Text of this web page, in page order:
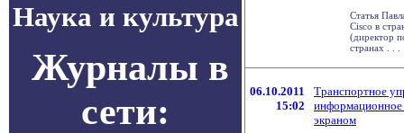
Наука и культура
Журналы в
сети:
Статья
Cisco в
(директор
странах . . .
06.10.2011
15:02
Транспортное
информационное
экраном